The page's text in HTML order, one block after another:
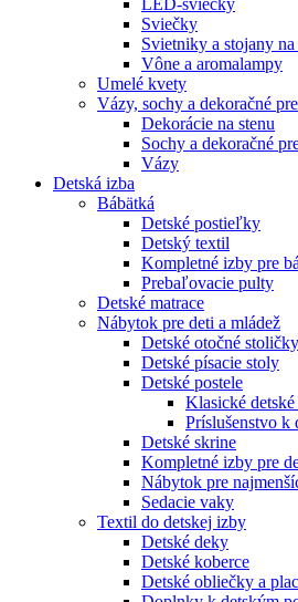
Sviečky
Svietniky a stojany
Vône a aromalampy
Umelé kvety
Vázy, sochy a dekoračné
Dekorácie na stenu
Sochy a dekoračné
Vázy
Detská izba
Bábätká
Detské postieľky
Detský textil
Kompletné izby pre
Prebaľovacie pulty
Detské matrace
Nábytok pre deti a mládež
Detské otočné stoličky
Detské písacie stoly
Detské postele
Klasické detské
Príslušenstvo k
Detské skrine
Kompletné izby pre
Nábytok pre
Sedacie vaky
Textil do detskej izby
Detské deky
Detské koberce
Detské obliečky a